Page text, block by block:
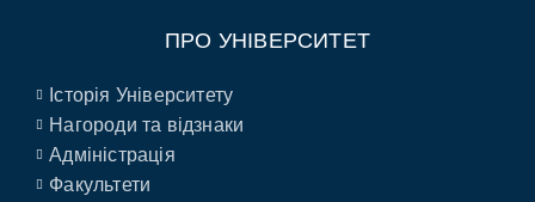
ПРО УНІВЕРСИТЕТ
Історія Університету
Нагороди та відзнаки
Адміністрація
Факультети